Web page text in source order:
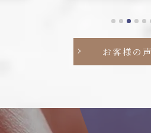
お客様の